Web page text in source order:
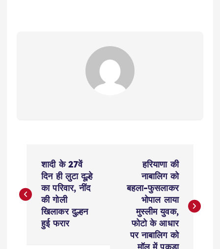
s
शादी के 27वें
दिन ही लुटा दूल्हे
का परिवार, नींद
की गोली
खिलाकर दुल्हन
हुई फरार
हरियाणा की
नाबालिग को
बहला-फुसलाकर
भोपाल लाया
मुस्लीम युवक,
फोटो के आधार
पर नाबालिग को
मॉल में पकड़ा